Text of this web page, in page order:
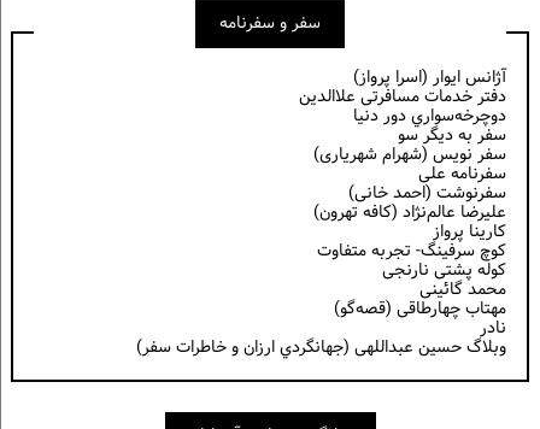
سفر و سفرنامه
آژانس ایوار (اسرا پرواز)
دفتر خدمات مسافرتی علاالدین
دوچرخه‌سواري دور دنيا
سفر به دیگر سو
سفر نویس (شهرام شهریاری)
سفرنامه علی
سفرنوشت (احمد خانی)
عليرضا عالم‌نژاد (كافه تهرون)
کارینا پرواز
کوچ سرفینگ- تجربه متفاوت
کوله پشتی نارنجی
محمد گائینی
مهتاب چهارطاقی (قصه‌گو)
نادر
وبلاگ حسين عبداللهی (جهانگردي ارزان و خاطرات سفر)